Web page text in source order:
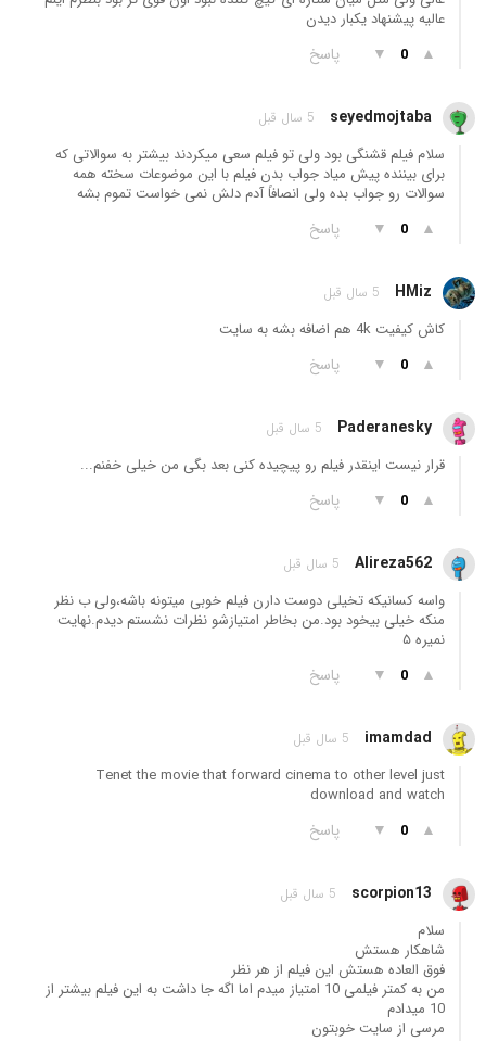
عالیه پیشنهاد یکبار دیدن
▲
0
▼ پاسخ
seyedmojtaba 5 سال قبل
سلام فیلم قشنگی بود ولی تو فیلم سعی میکردند بیشتر به سوالاتی که
برای بیننده پیش میاد جواب بدن فیلم با این موضوعات سخته همه
سوالات رو جواب بده ولی انصافاً آدم دلش نمی خواست تموم بشه
▲
0
▼ پاسخ
HMiz 5 سال قبل
کاش کیفیت 4k هم اضافه بشه به سایت
▲
0
▼ پاسخ
Paderanesky 5 سال قبل
قرار نیست اینقدر فیلم رو پیچیده کنی بعد بگی من خیلی خفنم...
▲
0
▼ پاسخ
Alireza562 5 سال قبل
واسه کسانیکه تخیلی دوست دارن فیلم خوبی میتونه باشه،ولی ب نظر
منکه خیلی بیخود بود.من بخاطر امتیازشو نظرات نشستم دیدم.نهایت
نمیره ۵
▲
0
▼ پاسخ
imamdad 5 سال قبل
Tenet the movie that forward cinema to other level just
download and watch
▲
0
▼ پاسخ
scorpion13 5 سال قبل
سلام
شاهکار هستش
فوق العاده هستش این فیلم از هر نظر
من به کمتر فیلمی 10 امتیاز میدم اما اگه جا داشت به این فیلم بیشتر از
10 میدادم
مرسی از سایت خوبتون